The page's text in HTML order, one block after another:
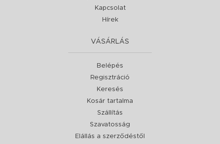
Kapcsolat
Hírek
VÁSÁRLÁS
Belépés
Regisztráció
Keresés
Kosár tartalma
Szállítás
Szavatosság
Elállás a szerződéstől